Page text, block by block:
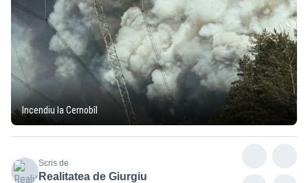
Incendiu la Cernobîl
Scris de
Realitatea de Giurgiu